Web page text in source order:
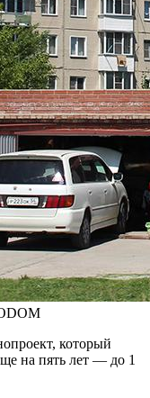
который
на пять лет — до 1